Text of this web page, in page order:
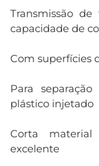
Transmissão
capacidade de
Com superfícies
Para
plástico injetado
Corta
excelente